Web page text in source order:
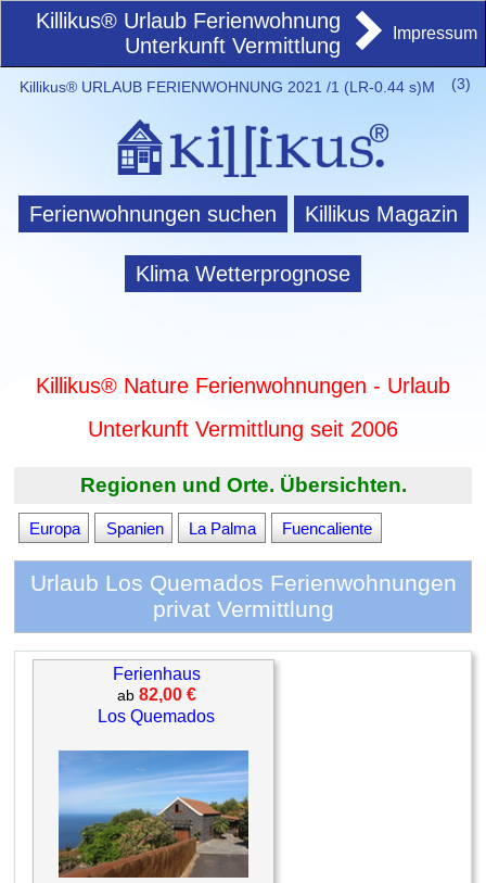
Killikus® Urlaub Ferienwohnung
Unterkunft Vermittlung
Impressum
(3)
Killikus® URLAUB FERIENWOHNUNG 2021 /1 (LR-0.44 s)M
Ferienwohnungen suchen Killikus Magazin
Klima Wetterprognose
Killikus® Nature Ferienwohnungen - Urlaub
Unterkunft Vermittlung seit 2006
Regionen und Orte. Übersichten.
Europa Spanien La Palma Fuencaliente
Urlaub Los Quemados Ferienwohnungen
privat Vermittlung
Ferienhaus
ab 82,00 €
Los Quemados